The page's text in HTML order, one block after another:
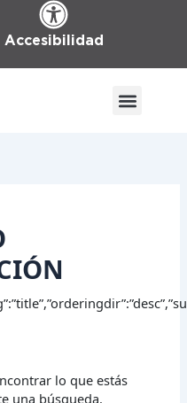
Accesibilidad
lo que estás
una búsqueda.